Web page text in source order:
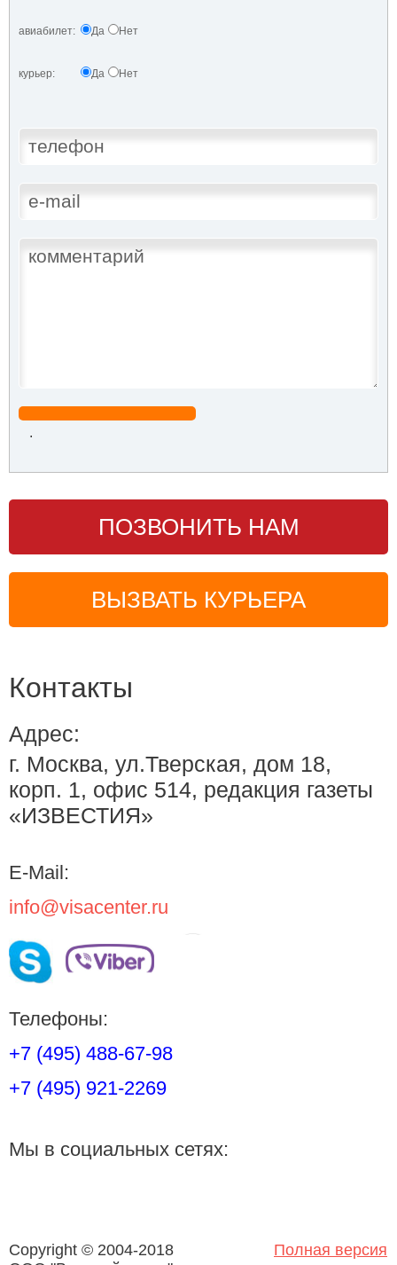
авиабилет: Да Нет
курьер: Да Нет
.
ПОЗВОНИТЬ НАМ
ВЫЗВАТЬ КУРЬЕРА
Контакты
Адрес:
г. Москва, ул.Тверская, дом 18,
корп. 1, офис 514, редакция газеты
«ИЗВЕСТИЯ»
E-Mail:
info@visacenter.ru
Телефоны:
+7 (495) 488-67-98
+7 (495) 921-2269
Мы в социальных сетях:
Copyright © 2004-2018
Полная версия